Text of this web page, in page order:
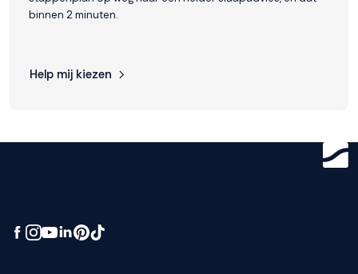
binnen 2 minuten.
Help mij kiezen